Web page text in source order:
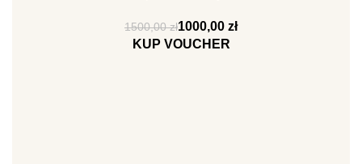
1500,00zł1000,00 zł
KUP VOUCHER